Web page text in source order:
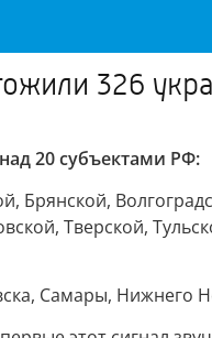
326
20 субъектами РФ:
Брянской,
Тверской,
Самары,